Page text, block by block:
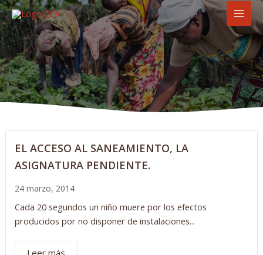
Ir
al
contenido
EL ACCESO AL SANEAMIENTO, LA
ASIGNATURA PENDIENTE.
24 marzo, 2014
Cada 20 segundos un niño muere por los efectos
producidos por no disponer de instalaciones...